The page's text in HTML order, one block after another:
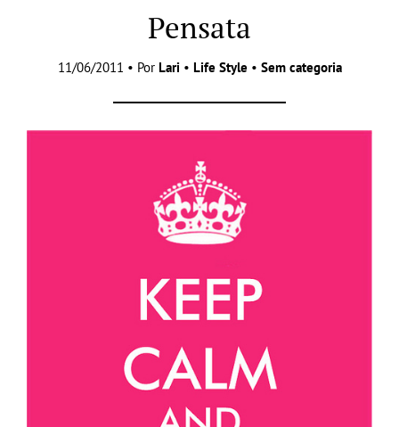
Pensata
11/06/2011 • Por Lari • Life Style • Sem categoria